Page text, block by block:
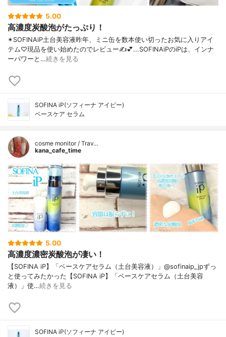
5.00
高濃度炭酸泡がたっぷり！
✴︎SOFINAiP土台美容液昨年、ミニ缶を数本使い切ったお気に入りアイ
テム♡現品を使い始めたのでレビュー✍️💕...SOFINAiPのiPは、インナ
ーパワーと…続きを見る
SOFINA iP(ソフィーナ アイピー)
ベースケア セラム
cosme monitor / Trav…
kana_cafe_time
5.00
高濃度濃密炭酸泡が凄い！
【SOFINA iP】「ベースケアセラム（土台美容液）」@sofinaip_jpずっ
と使ってみたかった【SOFINA iP】「ベースケアセラム（土台美容
液）」使…続きを見る
SOFINA iP(ソフィーナ アイピー)